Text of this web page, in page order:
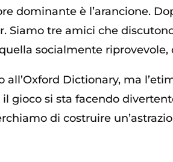
dominante è l’arancione.
Siamo tre amici che
socialmente
Dictionary, ma
gioco si sta facendo
di costruire